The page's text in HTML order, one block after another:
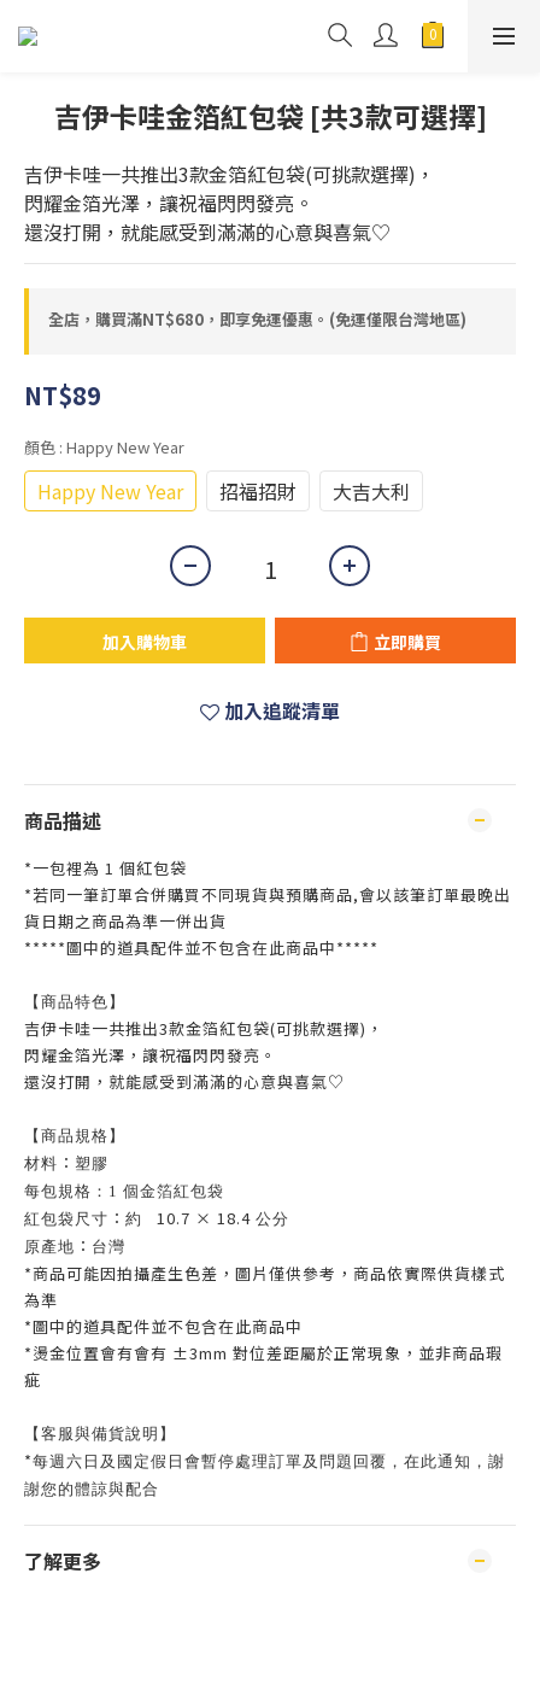
吉伊卡哇金箔紅包袋 [共3款可選擇]
吉伊卡哇一共推出3款金箔紅包袋(可挑款選擇)，
閃耀金箔光澤，讓祝福閃閃發亮。
還沒打開，就能感受到滿滿的心意與喜氣♡
全店，購買滿NT$680，即享免運優惠。(免運僅限台灣地區)
NT$89
顏色 : Happy New Year
Happy New Year 招福招財 大吉大利
加入購物車 立即購買
加入追蹤清單
商品描述
*一包裡為 1 個紅包袋
*若同一筆訂單合併購買不同現貨與預購商品,會以該筆訂單最晚出
貨日期之商品為準一併出貨
*****圖中的道具配件並不包含在此商品中*****
【商品特色】
吉伊卡哇一共推出3款金箔紅包袋(可挑款選擇)，
閃耀金箔光澤，讓祝福閃閃發亮。
還沒打開，就能感受到滿滿的心意與喜氣♡
【商品規格】
材料 ： 塑膠
每包規格：1 個金箔紅包袋
紅包袋尺寸 ： 約 10.7 × 18.4 公分
原產地 ： 台灣
*商品可能因拍攝產生色差，圖片僅供參考，商品依實際供貨樣式
為準
*圖中的道具配件並不包含在此商品中
*燙金位置會有會有 ±3mm 對位差距屬於正常現象，並非商品瑕
疵
【客服與備貨說明】
*每週六日及國定假日會暫停處理訂單及問題回覆，在此通知，謝
謝您的體諒與配合
了解更多